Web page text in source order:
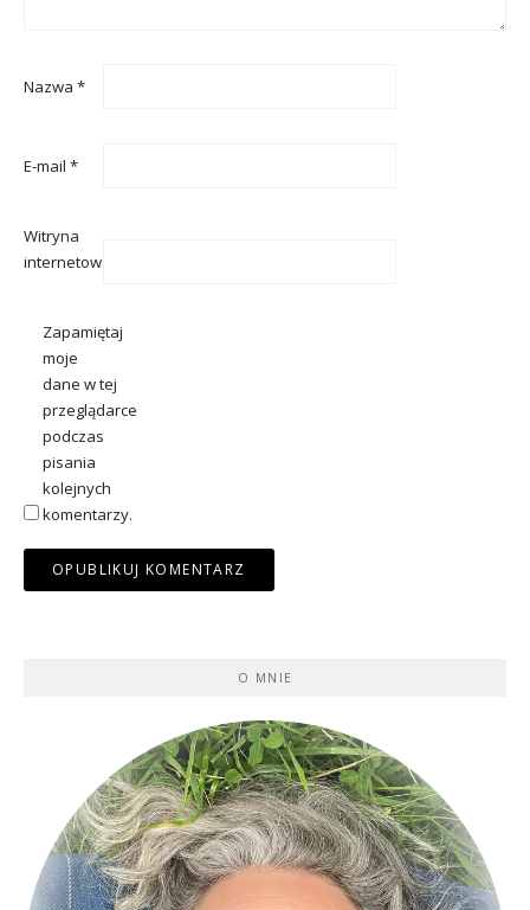
Nazwa *
E-mail *
Witryna
internetowa
Zapamiętaj
moje
dane w tej
przeglądarce
podczas
pisania
kolejnych
komentarzy.
O MNIE